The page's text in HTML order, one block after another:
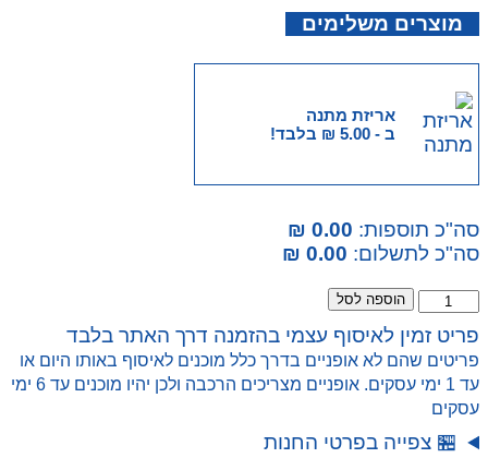
מוצרים משלימים
אריזת מתנה
ב -
₪ 5.00 בלבד!
סה"כ תוספות: 0.00 ₪
סה"כ לתשלום: 0.00 ₪
כמות
ערכת
חפירה
שיני
National
Geographic
הוספה לסל
פריט זמין לאיסוף עצמי בהזמנה דרך האתר בלבד
פריטים שהם לא אופניים בדרך כלל מוכנים לאיסוף באותו היום או
עד 1 ימי עסקים. אופניים מצריכים הרכבה ולכן יהיו מוכנים עד 6 ימי
עסקים
🏪 צפייה בפרטי החנות